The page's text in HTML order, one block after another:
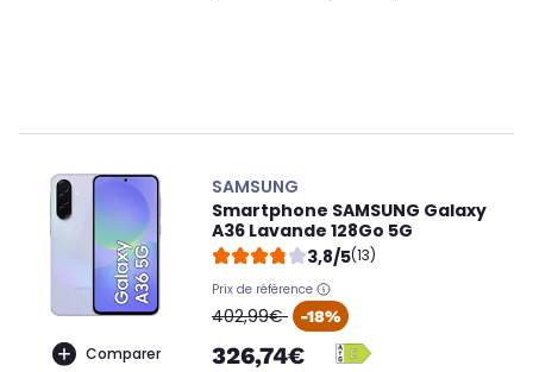
Comparer
SAMSUNG
Smartphone SAMSUNG Galaxy
A36 Lavande 128Go 5G
3,8/5(13)
Prix de référence
oldPrice
402,99€ -18%
326,74€